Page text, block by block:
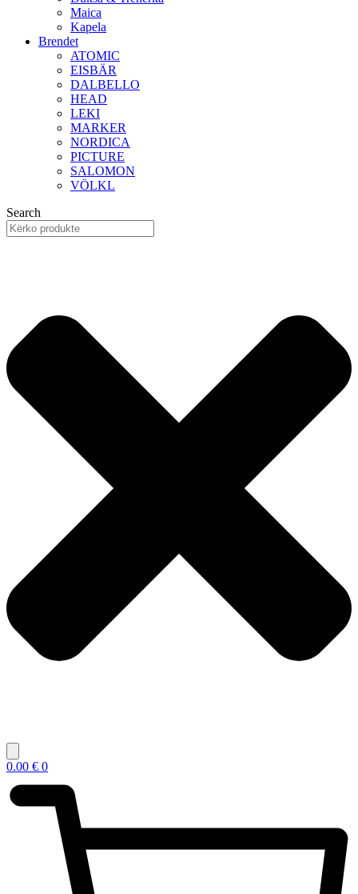
Maica
Kapela
Brendet
ATOMIC
EISBÄR
DALBELLO
HEAD
LEKI
MARKER
NORDICA
PICTURE
SALOMON
VÖLKL
Search
0.00 € 0